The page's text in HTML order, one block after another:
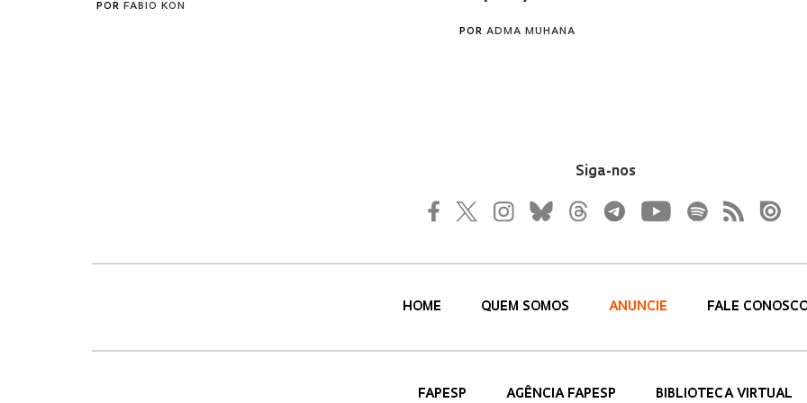
Siga-nos
HOME QUEM SOMOS ANUNCIE FALE
FAPESP AGÊNCIA FAPESP BIBLIOTECA VIRTUAL